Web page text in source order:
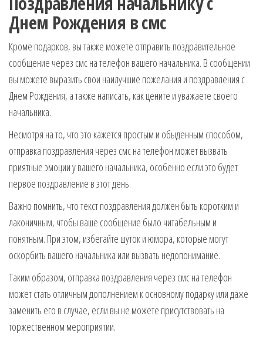
Днем Рождения в смс
Кроме подарков, вы также можете отправить поздравительное
сообщение через смс на телефон вашего начальника. В сообщении
вы можете выразить свои наилучшие пожелания и поздравления с
Днем Рождения, а также написать, как цените и уважаете своего
начальника.
Несмотря на то, что это кажется простым и обыденным способом,
отправка поздравления через смс на телефон может вызвать
приятные эмоции у вашего начальника, особенно если это будет
первое поздравление в этот день.
Важно помнить, что текст поздравления должен быть коротким и
лаконичным, чтобы ваше сообщение было читабельным и
понятным. При этом, избегайте шуток и юмора, которые могут
оскорбить вашего начальника или вызвать недопонимание.
Таким образом, отправка поздравления через смс на телефон
может стать отличным дополнением к основному подарку или даже
заменить его в случае, если вы не можете присутствовать на
торжественном мероприятии.